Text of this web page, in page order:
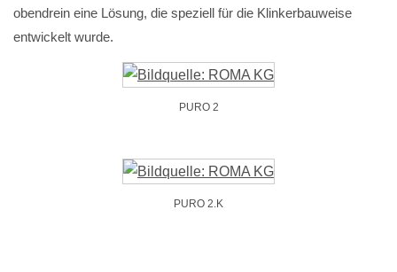
obendrein eine Lösung, die speziell für die Klinkerbauweise
entwickelt wurde.
PURO 2
PURO 2.K